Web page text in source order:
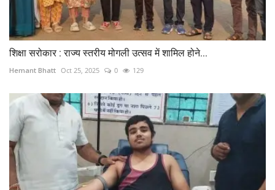
शिक्षा सरोकार : राज्य स्तरीय मोगली उत्सव में शामिल होने...
Hemant Bhatt Oct 25, 2025 0 129